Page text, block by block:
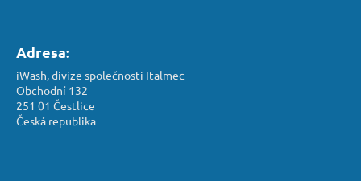
Adresa:
iWash, divize společnosti Italmec
Obchodní 132
251 01 Čestlice
Česká republika